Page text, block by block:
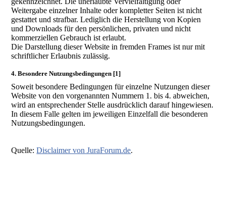
Weitergabe einzelner Inhalte oder kompletter Seiten ist nicht
gestattet und strafbar. Lediglich die Herstellung von Kopien
und Downloads für den persönlichen, privaten und nicht
kommerziellen Gebrauch ist erlaubt.
Die Darstellung dieser Website in fremden Frames ist nur mit
schriftlicher Erlaubnis zulässig.
4. Besondere Nutzungsbedingungen [1]
Soweit besondere Bedingungen für einzelne Nutzungen dieser
Website von den vorgenannten Nummern 1. bis 4. abweichen,
wird an entsprechender Stelle ausdrücklich darauf hingewiesen.
In diesem Falle gelten im jeweiligen Einzelfall die besonderen
Nutzungsbedingungen.
Quelle:Disclaimer von JuraForum.de.